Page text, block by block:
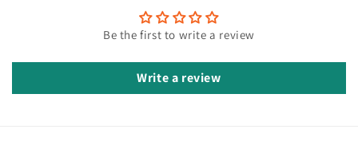
Be the first to write a review
Write a review